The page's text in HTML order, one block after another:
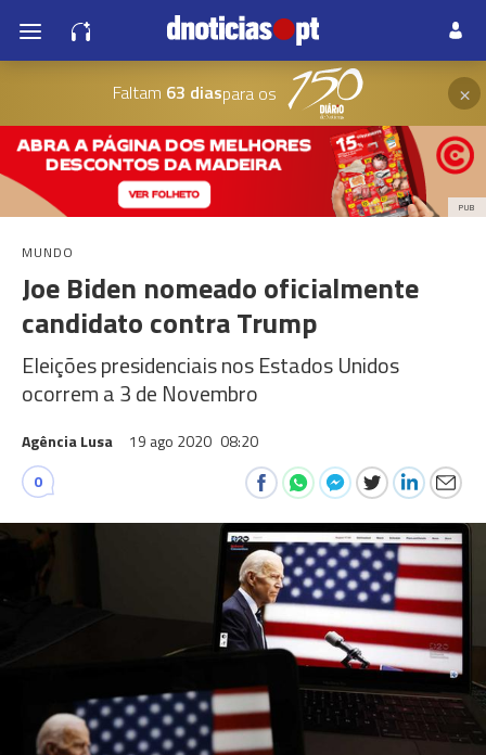
Faltam 63 diaspara os ×
PUB
MUNDO
Joe Biden nomeado oficialmente
candidato contra Trump
Eleições presidenciais nos Estados Unidos
ocorrem a 3 de Novembro
Agência Lusa 19 ago 2020 08:20
0